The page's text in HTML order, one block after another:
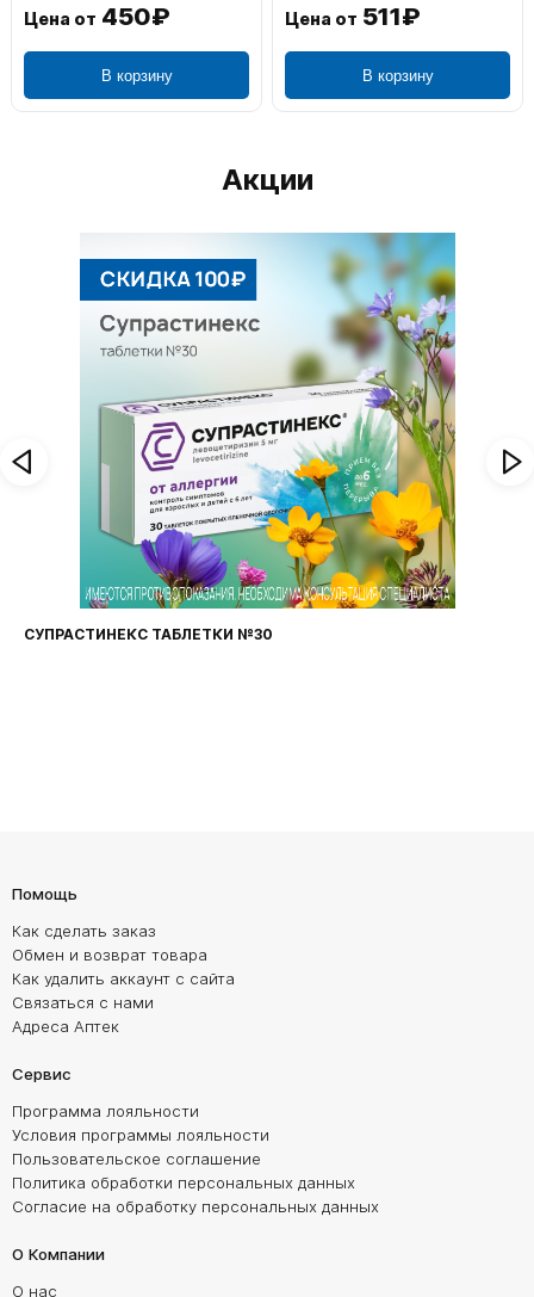
Цена от 450₽
В корзину
Цена от 511₽
В корзину
Акции
СУПРАСТИНЕКС ТАБЛЕТКИ №30
Помощь
Как сделать заказ
Обмен и возврат товара
Как удалить аккаунт с сайта
Связаться с нами
Адреса Аптек
Сервис
Программа лояльности
Условия программы лояльности
Пользовательское соглашение
Политика обработки персональных данных
Согласие на обработку персональных данных
О Компании
О нас